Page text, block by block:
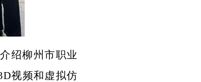
绍柳州市职业
视频和虚拟仿